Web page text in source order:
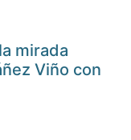
mirada
Viño con